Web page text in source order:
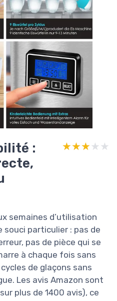
:
★★★★★
★★★★★
semaines d’utilisation
souci particulier : pas de
pas de pièce qui se
à chaque fois sans
de glaçons sans
Les avis Amazon sont
plus de 1400 avis), ce